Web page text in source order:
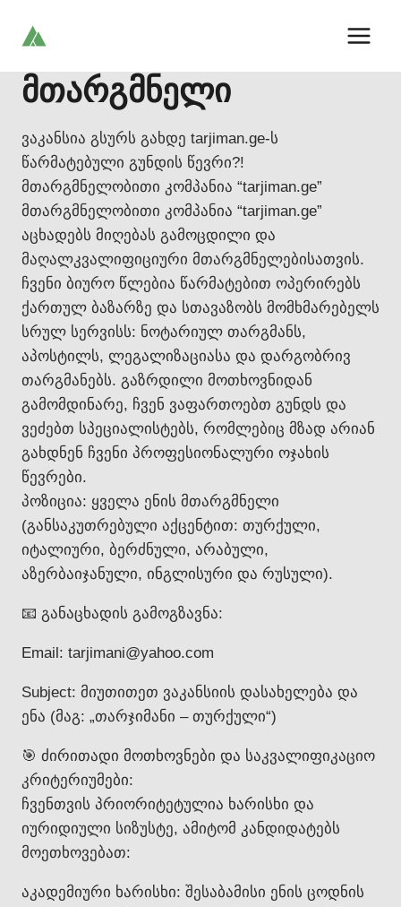
მთარგმნელი
ვაკანსია გსურს გახდე tarjiman.ge-ს
წარმატებული გუნდის წევრი?!
მთარგმნელობითი კომპანია “tarjiman.ge”
მთარგმნელობითი კომპანია “tarjiman.ge”
აცხადებს მიღებას გამოცდილი და
მაღალკვალიფიციური მთარგმნელებისათვის.
ჩვენი ბიურო წლებია წარმატებით ოპერირებს
ქართულ ბაზარზე და სთავაზობს მომხმარებელს
სრულ სერვისს: ნოტარიულ თარგმანს,
აპოსტილს, ლეგალიზაციასა და დარგობრივ
თარგმანებს. გაზრდილი მოთხოვნიდან
გამომდინარე, ჩვენ ვაფართოებთ გუნდს და
ვეძებთ სპეციალისტებს, რომლებიც მზად არიან
გახდნენ ჩვენი პროფესიონალური ოჯახის
წევრები.
პოზიცია: ყველა ენის მთარგმნელი
(განსაკუთრებული აქცენტით: თურქული,
იტალიური, ბერძნული, არაბული,
აზერბაიჯანული, ინგლისური და რუსული).
📧 განაცხადის გამოგზავნა:
Email: tarjimani@yahoo.com
Subject: მიუთითეთ ვაკანსიის დასახელება და
ენა (მაგ: „თარჯიმანი – თურქული“)
🎯 ძირითადი მოთხოვნები და საკვალიფიკაციო
კრიტერიუმები:
ჩვენთვის პრიორიტეტულია ხარისხი და
იურიდიული სიზუსტე, ამიტომ კანდიდატებს
მოეთხოვებათ:
აკადემიური ხარისხი: შესაბამისი ენის ცოდნის